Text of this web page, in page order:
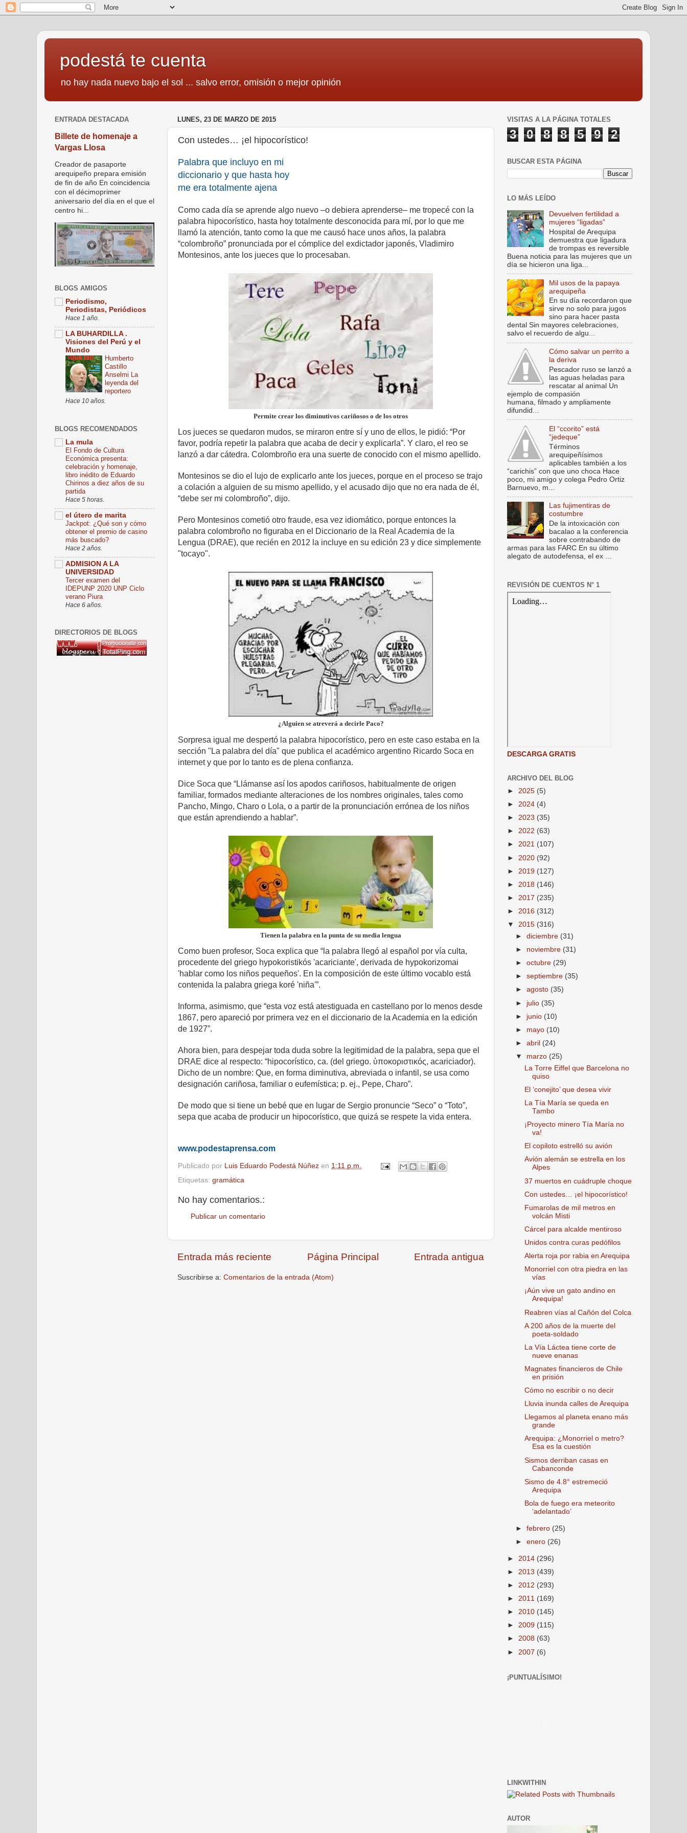
podestá te cuenta
no hay nada nuevo bajo el sol ... salvo error, omisión o mejor opinión
LUNES, 23 DE MARZO DE 2015
Con ustedes… ¡el hipocorístico!
Palabra que incluyo en mi
diccionario y que hasta hoy
me era totalmente ajena
Como cada día se aprende algo nuevo –o debiera aprenderse– me tropecé con la
palabra hipocorístico, hasta hoy totalmente desconocida para mí, por lo que me
llamó la atención, tanto como la que me causó hace unos años, la palabra
“colombroño” pronunciada por el cómplice del exdictador japonés, Vladimiro
Montesinos, ante los jueces que lo procesaban.
Permite crear los diminutivos cariñosos o de los otros
Los jueces se quedaron mudos, se miraron entre sí y uno de ellos, le pidió: “Por
favor, podría repetir la palabra que acaba de decir y explicarla”. Y claro, el reo se
lanzó a dar cátedra. Colombroño era una suerte de conocido con el mismo apellido.
Montesinos se dio el lujo de explicarlo ante los jueces, porque en el proceso se trajo
a colación a alguien de su mismo apellido, y el acusado dijo que no era nada de él,
“debe ser mi colombroño”, dijo.
Pero Montesinos cometió otro fraude, esa vez idiomático, porque entonces la
palabra colombroño no figuraba en el Diccionario de la Real Academia de la
Lengua (DRAE), que recién en 2012 la incluye en su edición 23 y dice simplemente
"tocayo".
¿Alguien se atreverá a decirle Paco?
Sorpresa igual me despertó la palabra hipocorístico, pero en este caso estaba en la
sección "La palabra del día" que publica el académico argentino Ricardo Soca en
internet y que por lo tanto es de plena confianza.
Dice Soca que “Llámanse así los apodos cariñosos, habitualmente de origen
familiar, formados mediante alteraciones de los nombres originales, tales como
Pancho, Mingo, Charo o Lola, o a partir de la pronunciación errónea de los niños
que están aprendiendo a hablar”.
Tienen la palabra en la punta de su media lengua
Como buen profesor, Soca explica que “la palabra llegó al español por vía culta,
procedente del griego hypokoristikós 'acariciante', derivada de hypokorizomai
'hablar como los niños pequeños'. En la composición de este último vocablo está
contenida la palabra griega koré 'niña'”.
Informa, asimismo, que “esta voz está atestiguada en castellano por lo menos desde
1867, pero apareció por primera vez en el diccionario de la Academia en la edición
de 1927”.
Ahora bien, para despejar toda duda sobre la legitimidad de la palabra, sepa que el
DRAE dice al respecto: “hipocorístico, ca. (del griego. ὑποκοριστικός, acariciador).
Dicho de un nombre: Que, en forma diminutiva, abreviada o infantil, se usa como
designación cariñosa, familiar o eufemística; p. ej., Pepe, Charo”.
De modo que si tiene un bebé que en lugar de Sergio pronuncie “Seco” o “Toto”,
sepa que acaba de producir un hipocorístico, que quizá se respete la vida entera.
www.podestaprensa.com
Publicado por Luis Eduardo Podestá Núñez en 1:11 p.m.
Etiquetas: gramática
No hay comentarios.:
Publicar un comentario
Entrada más reciente Entrada antigua
Página Principal
Suscribirse a: Comentarios de la entrada (Atom)
ENTRADA DESTACADA
Billete de homenaje a
Vargas Llosa
Creador de pasaporte
arequipeño prepara emisión
de fin de año En coincidencia
con el décimoprimer
aniversario del día en el que el
centro hi...
BLOGS AMIGOS
Periodismo,
Periodistas, Periódicos
Hace 1 año.
LA BUHARDILLA .
Visiones del Perú y el
Mundo
Humberto
Castillo
Anselmi La
leyenda del
reportero
Hace 10 años.
BLOGS RECOMENDADOS
La mula
El Fondo de Cultura
Económica presenta:
celebración y homenaje,
libro inédito de Eduardo
Chirinos a diez años de su
partida
Hace 5 horas.
el útero de marita
Jackpot: ¿Qué son y cómo
obtener el premio de casino
más buscado?
Hace 2 años.
ADMISION A LA
UNIVERSIDAD
Tercer examen del
IDEPUNP 2020 UNP Ciclo
verano Piura
Hace 6 años.
DIRECTORIOS DE BLOGS
VISITAS A LA PÁGINA TOTALES
3 0 8 8 5 9 2
BUSCAR ESTA PÁGINA
LO MÁS LEÍDO
Devuelven fertilidad a
mujeres “ligadas”
Hospital de Arequipa
demuestra que ligadura
de trompas es reversible
Buena noticia para las mujeres que un
día se hicieron una liga...
Mil usos de la papaya
arequipeña
En su día recordaron que
sirve no solo para jugos
sino para hacer pasta
dental Sin mayores celebraciones,
salvo el recuerdo de algu...
Cómo salvar un perrito a
la deriva
Pescador ruso se lanzó a
las aguas heladas para
rescatar al animal Un
ejemplo de compasión
humana, filmado y ampliamente
difundid...
El “ccorito” está
“jedeque”
Términos
arequipeñísimos
aplicables también a los
“carichis” con que uno choca Hace
poco, mi amigo y colega Pedro Ortiz
Barnuevo, m...
Las fujimentiras de
costumbre
De la intoxicación con
bacalao a la conferencia
sobre contrabando de
armas para las FARC En su último
alegato de autodefensa, el ex ...
REVISIÓN DE CUENTOS N° 1
DESCARGA GRATIS
ARCHIVO DEL BLOG
► 2025 (5)
► 2024 (4)
► 2023 (35)
► 2022 (63)
► 2021 (107)
► 2020 (92)
► 2019 (127)
► 2018 (146)
► 2017 (235)
► 2016 (312)
▼ 2015 (316)
►diciembre (31)
► noviembre (31)
►octubre (29)
►septiembre (35)
►agosto (35)
► julio (35)
► junio (10)
► mayo (10)
►abril (24)
▼ marzo (25)
La Torre Eiffel que Barcelona no
quiso
El ‘conejito’ que desea vivir
La Tía María se queda en
Tambo
¡Proyecto minero Tía María no
va!
El copiloto estrelló su avión
Avión alemán se estrella en los
Alpes
37 muertos en cuádruple choque
Con ustedes… ¡el hipocorístico!
Fumarolas de mil metros en
volcán Misti
Cárcel para alcalde mentiroso
Unidos contra curas pedófilos
Alerta roja por rabia en Arequipa
Monorriel con otra piedra en las
vías
¡Aún vive un gato andino en
Arequipa!
Reabren vías al Cañón del Colca
A 200 años de la muerte del
poeta-soldado
La Vía Láctea tiene corte de
nueve enanas
Magnates financieros de Chile
en prisión
Cómo no escribir o no decir
Lluvia inunda calles de Arequipa
Llegamos al planeta enano más
grande
Arequipa: ¿Monorriel o metro?
Esa es la cuestión
Sismos derriban casas en
Cabanconde
Sismo de 4.8° estremeció
Arequipa
Bola de fuego era meteorito
‘adelantado’
►febrero (25)
►enero (26)
► 2014 (296)
► 2013 (439)
► 2012 (293)
► 2011 (169)
► 2010 (145)
► 2009 (115)
► 2008 (63)
► 2007 (6)
¡PUNTUALÍSIMO!
LINKWITHIN
AUTOR